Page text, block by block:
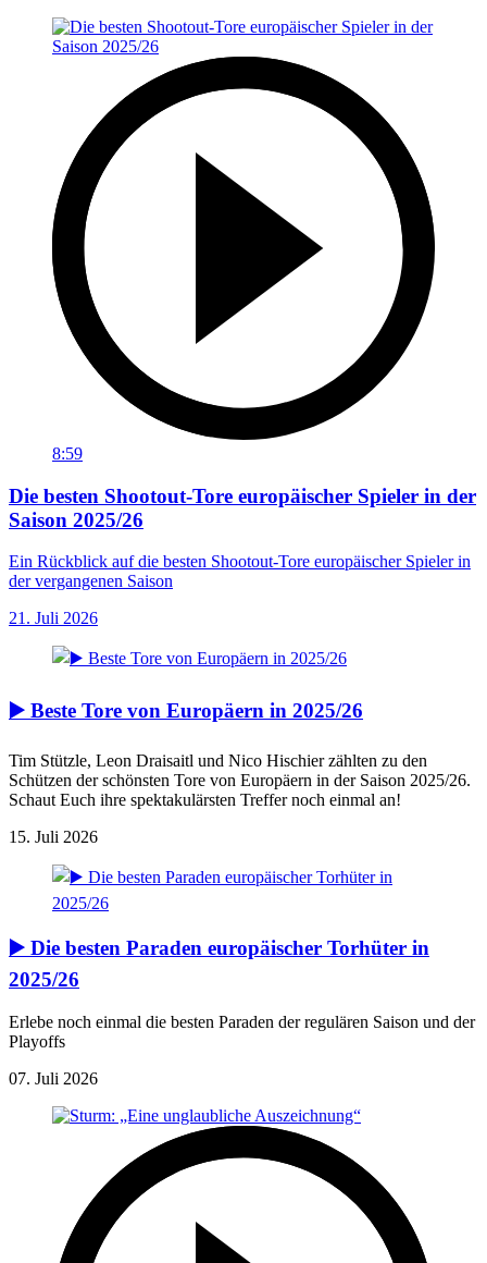
8:59
Die besten Shootout-Tore europäischer Spieler in der
Saison 2025/26
Ein Rückblick auf die besten Shootout-Tore europäischer Spieler in
der vergangenen Saison
21. Juli 2026
▶️ Beste Tore von Europäern in 2025/26
Tim Stützle, Leon Draisaitl und Nico Hischier zählten zu den
Schützen der schönsten Tore von Europäern in der Saison 2025/26.
Schaut Euch ihre spektakulärsten Treffer noch einmal an!
15. Juli 2026
▶️ Die besten Paraden europäischer Torhüter in
2025/26
Erlebe noch einmal die besten Paraden der regulären Saison und der
Playoffs
07. Juli 2026